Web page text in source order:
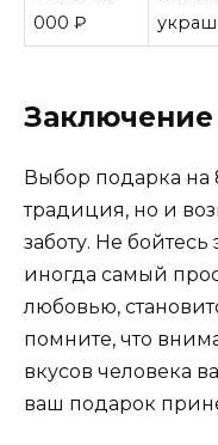
000 ₽
Заключение
Выбор подарка на
традиция, но и
заботу. Не
иногда самый
любовью,
помните, что
вкусов человека
ваш подарок